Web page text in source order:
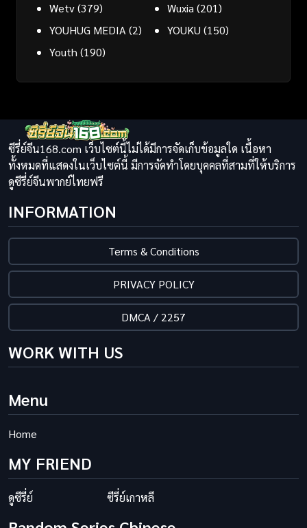
Wetv(379) Wuxia (201)
YOUHUG MEDIA (2) YOUKU (150)
Youth (190)
ซีรี่ย์จีน168.com เว็บไซต์นี้ไม่ได้มีการจัดเก็บข้อมูลใด เนื้อหา
ทั้งหมดที่แสดงในเว็บไซต์นี้ มีการจัดทำโดยบุคคลที่สามที่ให้บริการ
ดูซีรี่ย์จีนพากย์ไทยฟรี
INFORMATION
Terms & Conditions
PRIVACY POLICY
DMCA / 2257
WORK WITH US
Menu
Home
MY FRIEND
ดูซีรี่ย์ ซีรี่ย์เกาหลี